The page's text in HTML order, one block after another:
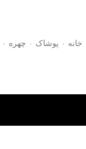
خانه پوشاک چهره